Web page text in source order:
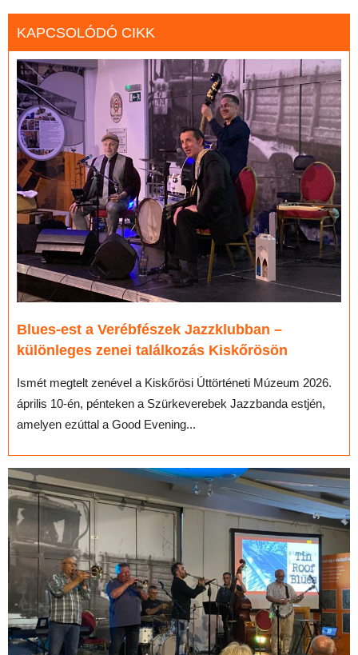
KAPCSOLÓDÓ CIKK
Blues-est a Verébfészek Jazzklubban –
különleges zenei találkozás Kiskőrösön
Ismét megtelt zenével a Kiskőrösi Úttörténeti Múzeum 2026.
április 10-én, pénteken a Szürkeverebek Jazzbanda estjén,
amelyen ezúttal a Good Evening...